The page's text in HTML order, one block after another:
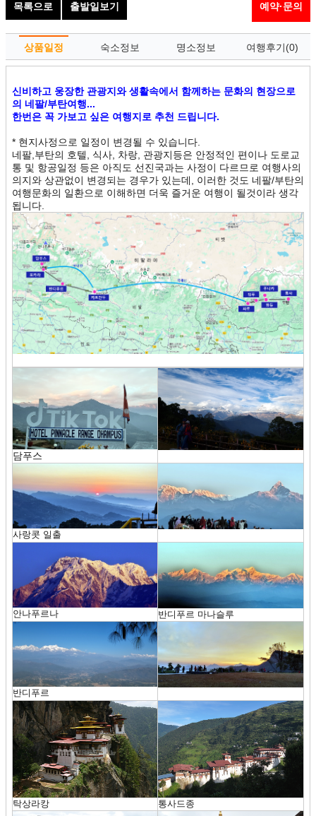
목록으로 출발일보기 예약·문의
상품일정 숙소정보 명소정보 여행후기(0)
신비하고 웅장한 관광지와 생활속에서 함께하는 문화의 현장으로
의 네팔/부탄여행...
한번은 꼭 가보고 싶은 여행지로 추천 드립니다.
* 현지사정으로 일정이 변경될 수 있습니다.
네팔,부탄의 호텔, 식사, 차랑, 관광지등은 안정적인 편이나 도로교
통 및 항공일정 등은 아직도 선진국과는 사정이 다르므로 여행사의
의지와 상관없이 변경되는 경우가 있는데, 이러한 것도 네팔/부탄의
여행문화의 일환으로 이해하면 더욱 즐거운 여행이 될것이라 생각
됩니다.
담푸스
사랑콧 일출
안나푸르나 반디푸르 마나슬루
반디푸르
탁상라캉 통사드종